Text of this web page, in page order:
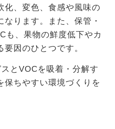
化、変色、食感や風味の
ります。また、保管・
も、果物の鮮度低下やカ
因のひとつです。
とVOCを吸着・分解す
保ちやすい環境づくりを